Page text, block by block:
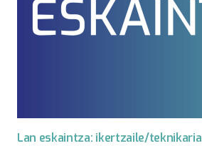
Lan eskaintza: ikertzaile/teknikaria